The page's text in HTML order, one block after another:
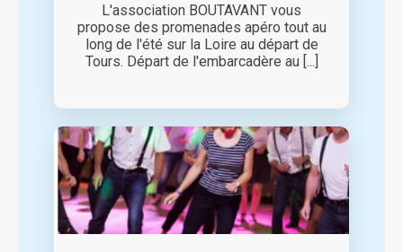
L'association BOUTAVANT vous
propose des promenades apéro tout au
long de l'été sur la Loire au départ de
Tours. Départ de l'embarcadère au [...]